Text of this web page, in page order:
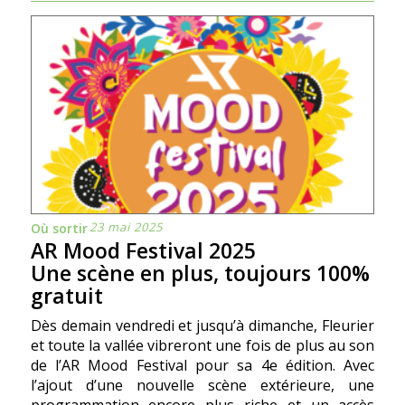
Où sortir23 mai 2025
AR Mood Festival 2025
Une scène en plus, toujours 100%
gratuit
Dès demain vendredi et jusqu’à dimanche, Fleurier
et toute la vallée vibreront une fois de plus au son
de l’AR Mood Festival pour sa 4e édition. Avec
l’ajout d’une nouvelle scène extérieure, une